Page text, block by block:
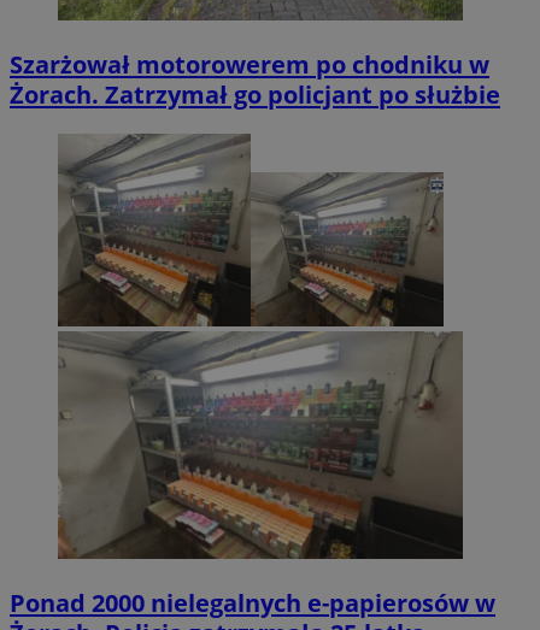
Szarżował motorowerem po chodniku w
Żorach. Zatrzymał go policjant po służbie
Ponad 2000 nielegalnych e-papierosów w